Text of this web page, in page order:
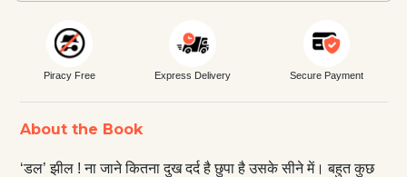
Piracy Free Express Delivery Secure Payment
About the Book
‘डल’ झील ! ना जाने कितना दुख दर्द है छुपा है उसके सीने में। बहुत कुछ